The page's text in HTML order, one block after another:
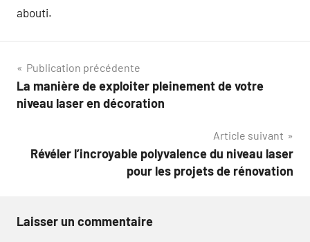
abouti.
Navigation
de
Publication précédente
La manière de exploiter pleinement de votre
niveau laser en décoration
Article suivant
Révéler l’incroyable polyvalence du niveau laser
pour les projets de rénovation
Laisser un commentaire